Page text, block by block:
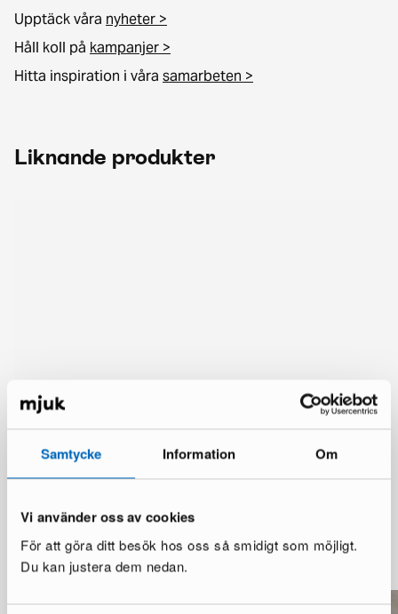
Samtycke Information Om
Vi använder oss av cookies
För att göra ditt besök hos oss så smidigt som möjligt.
Du kan justera dem nedan.
Upptäck våra nyheter >
Håll koll på kampanjer >
Hitta inspiration i våra samarbeten >
Liknande produkter
Du kanske också gillar
Visa mer